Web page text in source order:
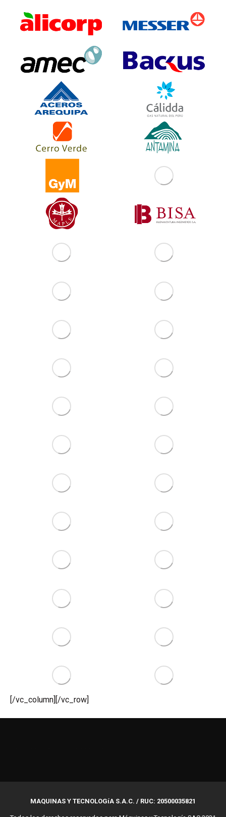
[/vc_column][/vc_row]
1хбет
valor bet casino
valorbet casino
Chupakabra
escorte bordeaux
мелбет зеркало рабочее
wildsino greece
herospin casino Greece
Nine casino bonus
valor bet India
valorbet
MAQUINAS Y TECNOLOGíA S.A.C. / RUC: 20500035821